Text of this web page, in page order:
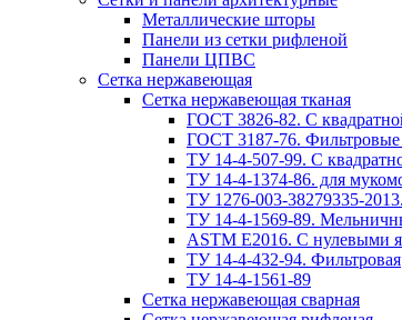
Металлические шторы
Панели из сетки рифленой
Панели ЦПВС
Сетка нержавеющая
Сетка нержавеющая тканая
ГОСТ 3826-82. C
ГОСТ 3187-76. Фильтровые
ТУ 14-4-507-99. C
ТУ 14-4-1374-86. для
ТУ 1276-003-38279335-
ТУ 14-4-1569-89.
ASTM E2016. С нулевыми
ТУ 14-4-432-94. Фильтровая
ТУ 14-4-1561-89
Сетка нержавеющая сварная